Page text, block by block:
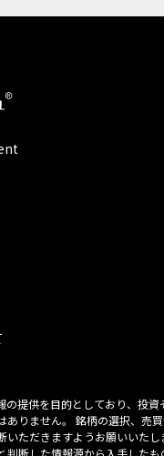
の提供を目的としており、投資
りません。 銘柄の選択、売
ただきますようお願いいたし
判断した情報源から入手したも